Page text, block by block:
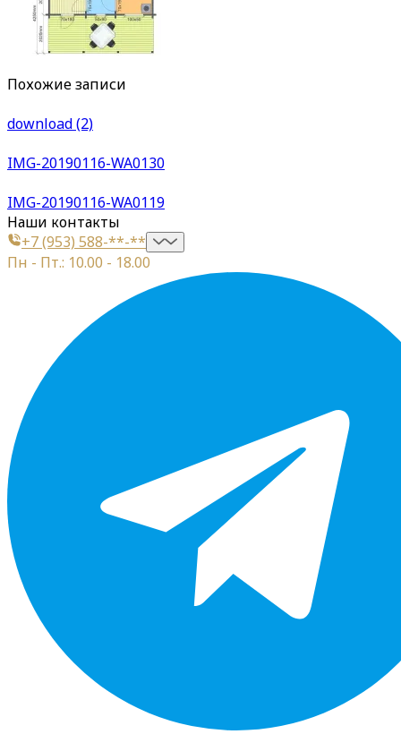
Похожие записи
download (2)
IMG-20190116-WA0130
IMG-20190116-WA0119
Наши контакты
+7 (953) 588-**-**
Пн - Пт.: 10.00 - 18.00